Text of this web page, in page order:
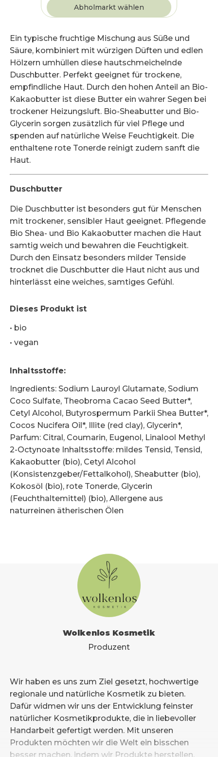
Ein typische fruchtige Mischung aus Süße und
Säure, kombiniert mit würzigen Düften und edlen
Hölzern umhüllen diese hautschmeichelnde
Duschbutter. Perfekt geeignet für trockene,
empfindliche Haut. Durch den hohen Anteil an Bio-
Kakaobutter ist diese Butter ein wahrer Segen bei
trockener Heizungsluft. Bio-Sheabutter und Bio-
Glycerin sorgen zusätzlich für viel Pflege und
spenden auf natürliche Weise Feuchtigkeit. Die
enthaltene rote Tonerde reinigt zudem sanft die
Haut.
Duschbutter
Die Duschbutter ist besonders gut für Menschen
mit trockener, sensibler Haut geeignet. Pflegende
Bio Shea- und Bio Kakaobutter machen die Haut
samtig weich und bewahren die Feuchtigkeit.
Durch den Einsatz besonders milder Tenside
trocknet die Duschbutter die Haut nicht aus und
hinterlässt eine weiches, samtiges Gefühl.
Dieses Produkt ist
• bio
• vegan
Inhaltsstoffe:
Ingredients: Sodium Lauroyl Glutamate, Sodium
Coco Sulfate, Theobroma Cacao Seed Butter*,
Cetyl Alcohol, Butyrospermum Parkii Shea Butter*,
Cocos Nucifera Oil*, Illite (red clay), Glycerin*,
Parfum: Citral, Coumarin, Eugenol, Linalool Methyl
2-Octynoate Inhaltsstoffe: mildes Tensid, Tensid,
Kakaobutter (bio), Cetyl Alcohol
(Konsistenzgeber/Fettalkohol), Sheabutter (bio),
Kokosöl (bio), rote Tonerde, Glycerin
(Feuchthaltemittel) (bio), Allergene aus
naturreinen ätherischen Ölen
Wolkenlos Kosmetik
Produzent
Wir haben es uns zum Ziel gesetzt, hochwertige
regionale und natürliche Kosmetik zu bieten.
Dafür widmen wir uns der Entwicklung feinster
natürlicher Kosmetikprodukte, die in liebevoller
Handarbeit gefertigt werden. Mit unseren
Produkten möchten wir die Welt ein bisschen
besser machen, indem wir Produkte herstellen,